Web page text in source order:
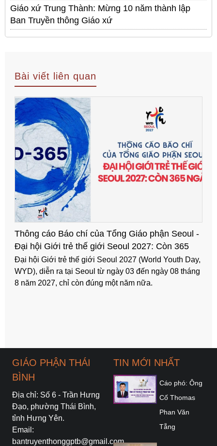
Giáo xứ Trung Thành: Mừng 10 năm thành lập
Ban Truyền thông Giáo xứ
Bài viết liên quan
Thông cáo Báo chí của Tổng Giáo phận Seoul -
Đại hội Giới trẻ thế giới Seoul 2027: Còn 365
ngày
Đại hội Giới trẻ thế giới Seoul 2027 (World Youth Day,
WYD), diễn ra tại Seoul từ ngày 03 đến ngày 08 tháng
8 năm 2027, chỉ còn đúng một năm nữa.
GIÁO PHẬN THÁI
BÌNH
Địa chỉ: Số 6 - Trần Hưng
Đạo, phường Thái Bình,
tỉnh Hưng Yên.
Email:
bantruyenthonggptb@gmail.com
TIN MỚI NHẤT
Cáo phó: Ông
Cố Thomas
Phan Văn
Tẵng